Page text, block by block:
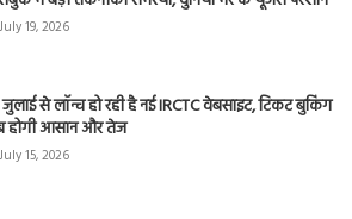
July 19, 2026
से लॉन्च हो रही है नई IRCTC वेबसाइट, टिकट बुकिंग
होगी आसान और तेज
July 15, 2026